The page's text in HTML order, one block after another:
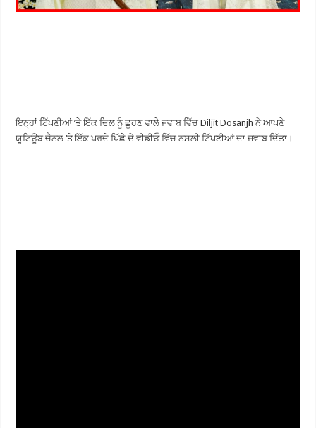
ਇਨ੍ਹਾਂ ਟਿੱਪਣੀਆਂ ’ਤੇ ਇੱਕ ਦਿਲ ਨੂੰ ਛੂਹਣ ਵਾਲੇ ਜਵਾਬ ਵਿੱਚ Diljit Dosanjh ਨੇ ਆਪਣੇ
ਯੂਟਿਊਬ ਚੈਨਲ ‘ਤੇ ਇੱਕ ਪਰਦੇ ਪਿੱਛੇ ਦੇ ਵੀਡੀਓ ਵਿੱਚ ਨਸਲੀ ਟਿੱਪਣੀਆਂ ਦਾ ਜਵਾਬ ਦਿੱਤਾ।